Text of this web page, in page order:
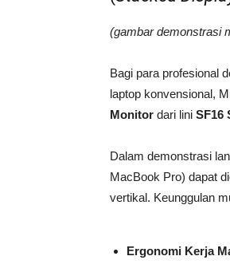
(gambar demonstrasi
Bagi para profesional
laptop konvensional,
Monitor dari lini SF16
Dalam demonstrasi
MacBook Pro) dapat
vertikal. Keunggulan
Ergonomi Kerja